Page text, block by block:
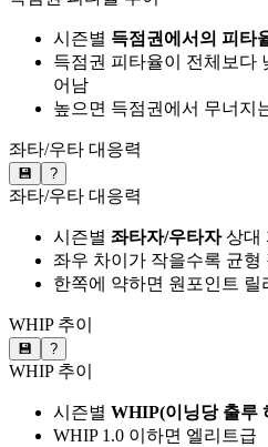
시즌별 득점권에서의 피타
득점권 피타율이 전체보다
어남
높으면 득점권에서 무너지
좌타/우타 대응력
💾 ?
좌타/우타 대응력
시즌별 좌타자/우타자상대
좌우 차이가 작을수록 균형
한쪽에 약하면 원포인트 릴
WHIP 추이
💾 ?
WHIP 추이
시즌별 WHIP(이닝당 출루
WHIP 1.0 이하면 엘리트급